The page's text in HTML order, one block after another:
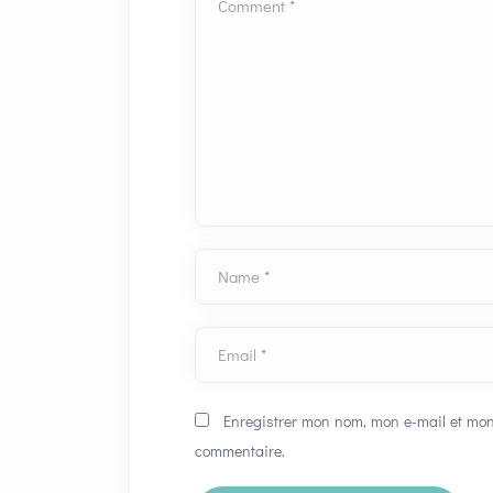
Comment *
Name *
Email *
Enregistrer mon nom, mon e-mail et
commentaire.